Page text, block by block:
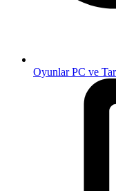
OyunlarPC ve